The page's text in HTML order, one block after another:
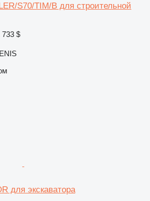
S70/TIM/B для строительной
733 $
для экскаватора